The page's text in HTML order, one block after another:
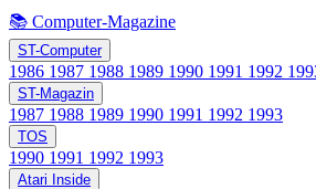
📚 Computer-Magazine
ST-Computer
1986 1987 1988 1989 1990 1991 1992
ST-Magazin
1987 1988 1989 1990 1991 1992 1993
TOS
1990 1991 1992 1993
Atari Inside